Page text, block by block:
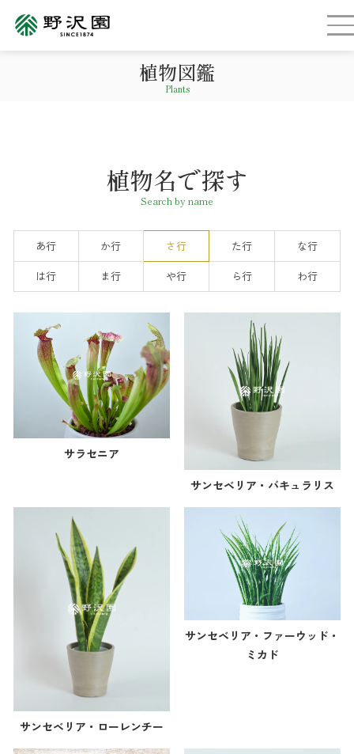
植物図鑑
Plants
植物名で探す
Search by name
あ行 か行 さ行 た行 な行
は行 ま行 や行 ら行 わ行
サラセニア
サンセベリア・バキュラリス
サンセベリア・ローレンチー
サンセベリア・ファーウッド・
ミカド